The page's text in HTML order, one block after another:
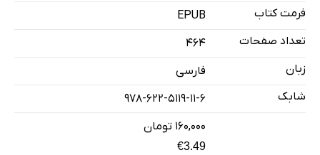
فرمت کتاب
EPUB
تعداد صفحات
464
زبان
فارسی
شابک
978-622-5119-11-6
۱۶۰,۰۰۰ تومان
€3.49